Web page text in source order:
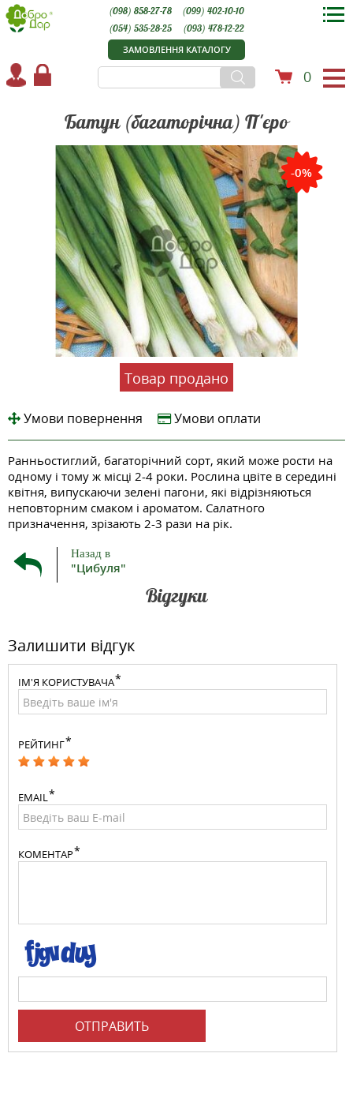
ЗАМОВЛЕННЯ КАТАЛОГУ
0
(098) 858-27-78
(099) 402-10-10
(054) 535-28-25
(093) 478-12-22
Батун (багаторічна) П'єро
-0%
Товар продано
Умови повернення Умови оплати
Ранньостиглий, багаторічний сорт, який може рости на
одному і тому ж місці 2-4 роки. Рослина цвіте в середині
квітня, випускаючи зелені пагони, які відрізняються
неповторним смаком і ароматом. Салатного
призначення, зрізають 2-3 рази на рік.
Назад в
"Цибуля"
Відгуки
Залишити відгук
ІМ'Я КОРИСТУВАЧА
РЕЙТИНГ
EMAIL
КОМЕНТАР
ОТПРАВИТЬ